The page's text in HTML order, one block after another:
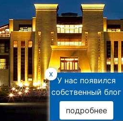
x
У нас появился
собственный блог
подробнее